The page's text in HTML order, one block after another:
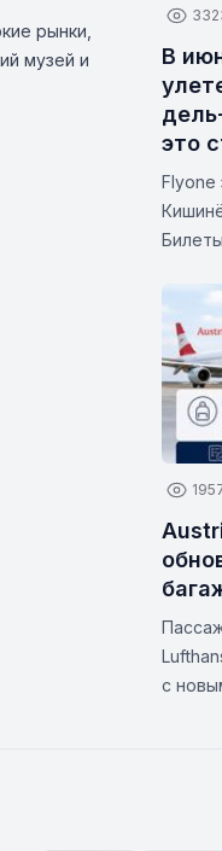
рынки,
музей и
В
это
Flyone
с